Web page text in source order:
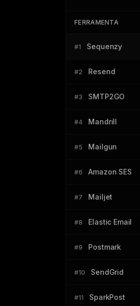
FERRAMENTA
#1 Sequenzy
#2 Resend
#3 SMTP2GO
#4 Mandrill
#5 Mailgun
#6 Amazon SES
#7 Mailjet
#8 Elastic Email
#9 Postmark
#10 SendGrid
#11 SparkPost